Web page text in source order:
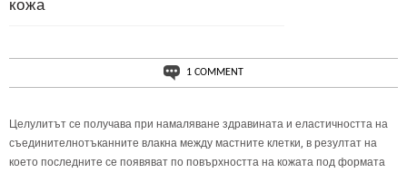
кожа
1 COMMENT
Целулитът се получава при намаляване здравината и еластичността на
съединителнотъканните влакна между мастните клетки, в резултат на
което последните се появяват по повърхността на кожата под формата